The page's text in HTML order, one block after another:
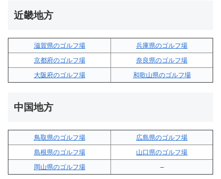
近畿地方
滋賀県のゴルフ場
兵庫県のゴルフ場
京都府のゴルフ場
奈良県のゴルフ場
大阪府のゴルフ場
和歌山県のゴルフ場
中国地方
鳥取県のゴルフ場
広島県のゴルフ場
島根県のゴルフ場
山口県のゴルフ場
岡山県のゴルフ場
–